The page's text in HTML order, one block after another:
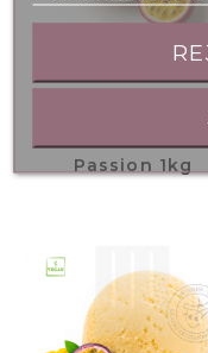
Passion 1kg